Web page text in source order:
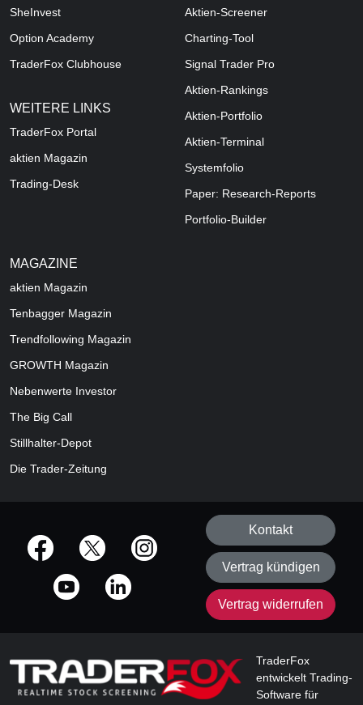
SheInvest
Option Academy
TraderFox Clubhouse
WEITERE LINKS
TraderFox Portal
aktien Magazin
Trading-Desk
Aktien-Screener
Charting-Tool
Signal Trader Pro
Aktien-Rankings
Aktien-Portfolio
Aktien-Terminal
Systemfolio
Paper: Research-Reports
Portfolio-Builder
MAGAZINE
aktien Magazin
Tenbagger Magazin
Trendfollowing Magazin
GROWTH Magazin
Nebenwerte Investor
The Big Call
Stillhalter-Depot
Die Trader-Zeitung
offizielle Social Media-Accounts
Kontakt
Vertrag kündigen
Vertrag widerrufen
TraderFox
entwickelt Trading-
Software für